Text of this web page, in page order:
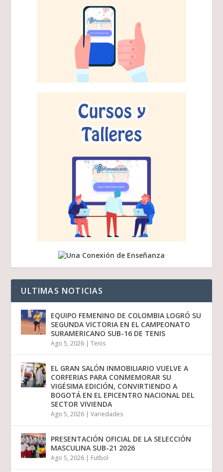
ULTIMAS NOTICIAS
EQUIPO FEMENINO DE COLOMBIA LOGRÓ SU
SEGUNDA VICTORIA EN EL CAMPEONATO
SURAMERICANO SUB-16 DE TENIS
Ago 5, 2026 |Tenis
EL GRAN SALÓN INMOBILIARIO VUELVE A
CORFERIAS PARA CONMEMORAR SU
VIGÉSIMA EDICIÓN, CONVIRTIENDO A
BOGOTÁ EN EL EPICENTRO NACIONAL DEL
SECTOR VIVIENDA
Ago 5, 2026 |Variedades
PRESENTACIÓN OFICIAL DE LA SELECCIÓN
MASCULINA SUB-21 2026
Ago 5, 2026 | Futbol